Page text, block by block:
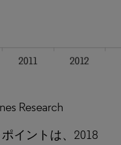
Research
イントは、2018